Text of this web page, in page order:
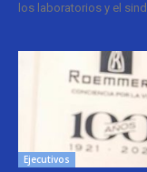
los laboratorios y el
Ejecutivos